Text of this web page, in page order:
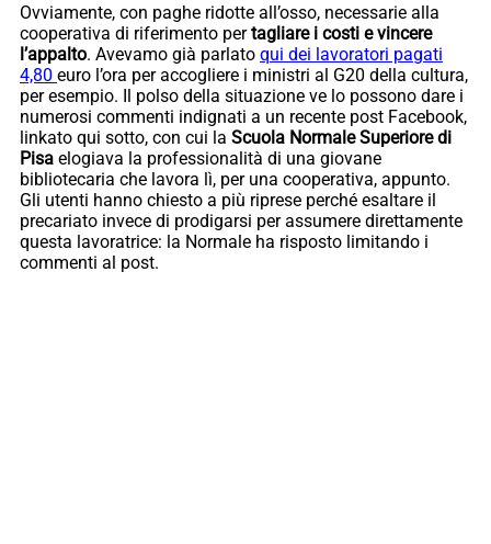
Ovviamente, con paghe ridotte all’osso, necessarie alla
cooperativa di riferimento pertagliare i costi e vincere
l’appalto. Avevamo già parlato qui dei lavoratori pagati
4,80 euro l’ora per accogliere i ministri al G20 della cultura,
per esempio. Il polso della situazione ve lo possono dare i
numerosi commenti indignati a un recente post Facebook,
linkato qui sotto, con cui la Scuola Normale Superiore di
Pisa elogiava la professionalità di una giovane
bibliotecaria che lavora lì, per una cooperativa, appunto.
Gli utenti hanno chiesto a più riprese perché esaltare il
precariato invece di prodigarsi per assumere direttamente
questa lavoratrice: la Normale ha risposto limitando i
commenti al post.